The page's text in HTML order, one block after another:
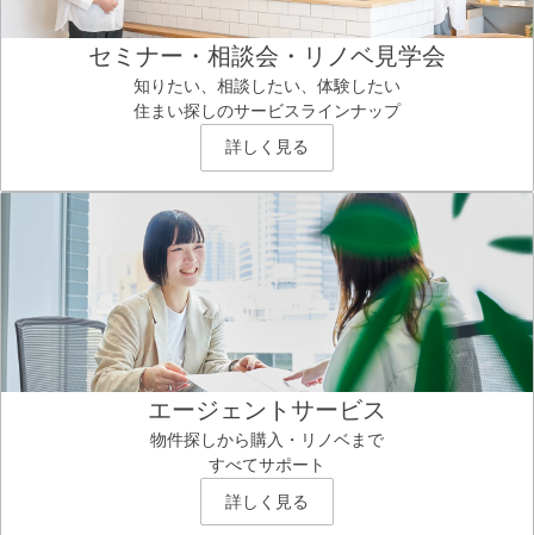
セミナー・相談会・リノベ見学会
知りたい、相談したい、体験したい
住まい探しのサービスラインナップ
詳しく見る
エージェントサービス
物件探しから購入・リノベまで
すべてサポート
詳しく見る